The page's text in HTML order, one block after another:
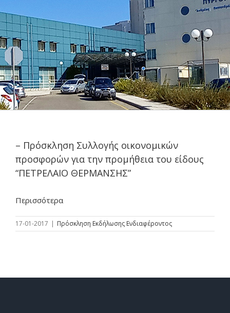
– Πρόσκληση Συλλογής οικονομικών
προσφορών για την προμήθεια του είδους
“ΠΕΤΡΕΛΑΙΟ ΘΕΡΜΑΝΣΗΣ”
Περισσότερα
17-01-2017 | Πρόσκληση Εκδήλωσης Ενδιαφέροντος